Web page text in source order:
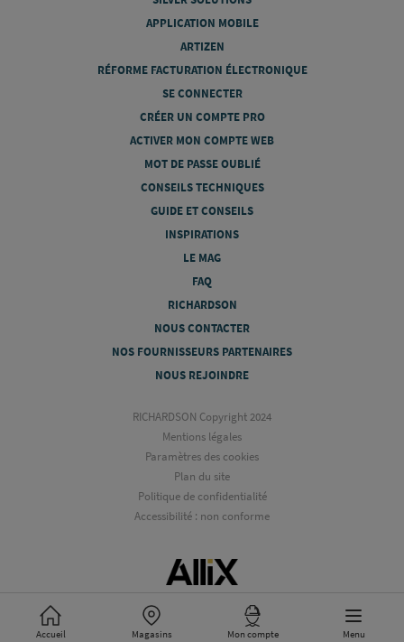
Accueil Magasins Mon compte Menu
APPLICATION MOBILE
ARTIZEN
RÉFORME FACTURATION ÉLECTRONIQUE
SE CONNECTER
CRÉER UN COMPTE PRO
ACTIVER MON COMPTE WEB
MOT DE PASSE OUBLIÉ
CONSEILS TECHNIQUES
GUIDE ET CONSEILS
INSPIRATIONS
LE MAG
FAQ
RICHARDSON
NOUS CONTACTER
NOS FOURNISSEURS PARTENAIRES
NOUS REJOINDRE
RICHARDSON Copyright 2024
Mentions légales
Paramètres des cookies
Plan du site
Politique de confidentialité
Accessibilité : non conforme